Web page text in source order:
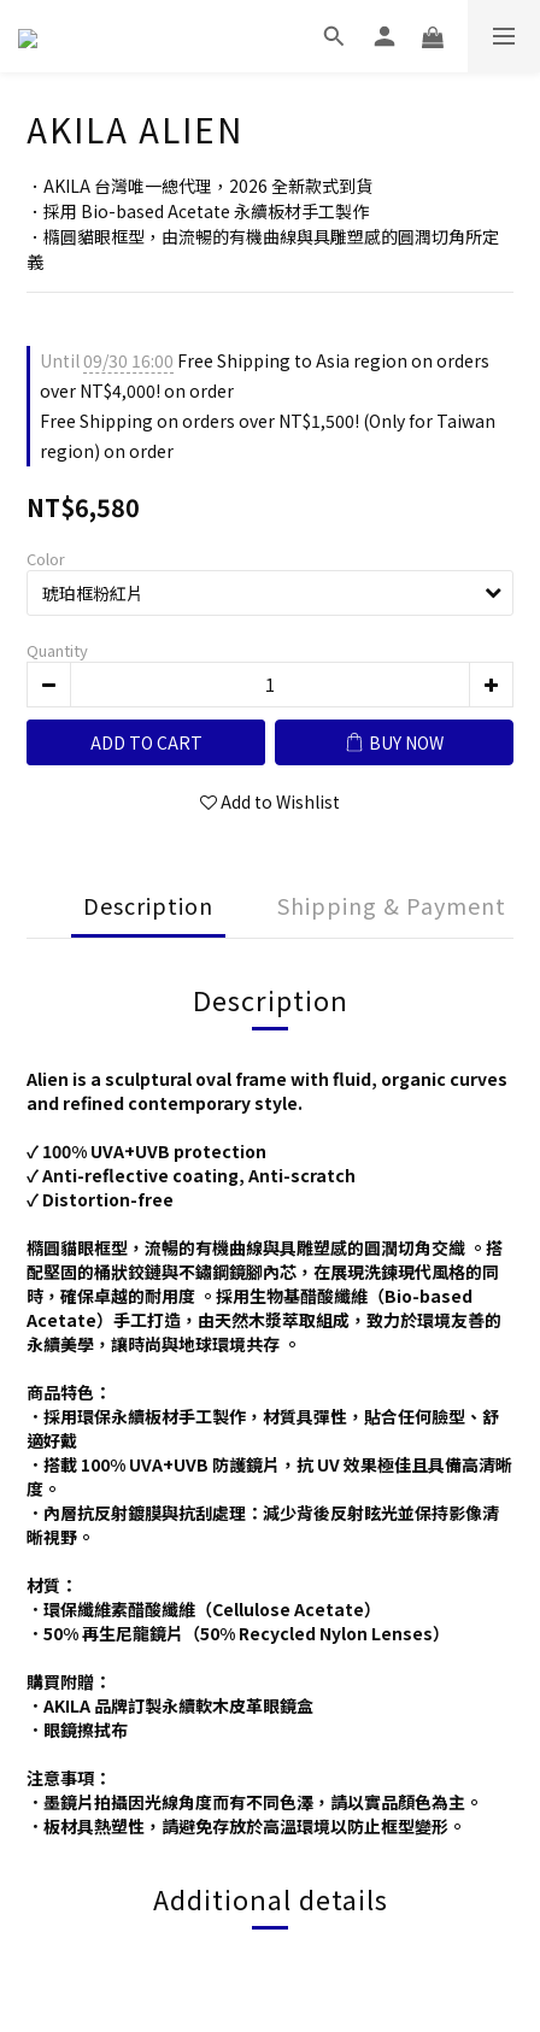
AKILA ALIEN
．AKILA 台灣唯一總代理，2026 全新款式到貨
．採用 Bio-based Acetate 永續板材手工製作
．橢圓貓眼框型，由流暢的有機曲線與具雕塑感的圓潤切角所定
義
Until09/30 16:00 Free Shipping to Asia region on orders
over NT$4,000! on order
Free Shipping on orders over NT$1,500! (Only for Taiwan
region) on order
NT$6,580
Color
Quantity
ADD TO CART BUY NOW
Add to Wishlist
Description Shipping & Payment
Description
Alien is a sculptural oval frame with fluid, organic curves
and refined contemporary style.
✓ 100% UVA+UVB protection
✓ Anti-reflective coating, Anti-scratch
✓ Distortion-free
橢圓貓眼框型，流暢的有機曲線與具雕塑感的圓潤切角交織 。搭
配堅固的桶狀鉸鏈與不鏽鋼鏡腳內芯，在展現洗鍊現代風格的同
時，確保卓越的耐用度 。採用生物基醋酸纖維（Bio-based
Acetate）手工打造，由天然木漿萃取組成，致力於環境友善的
永續美學，讓時尚與地球環境共存 。
商品特色：
．採用環保永續板材手工製作，材質具彈性，貼合任何臉型、舒
適好戴
．搭載 100% UVA+UVB 防護鏡片，抗 UV 效果極佳且具備高清晰
度。
．內層抗反射鍍膜與抗刮處理：減少背後反射眩光並保持影像清
晰視野。
材質：
．環保纖維素醋酸纖維（Cellulose Acetate）
．50% 再生尼龍鏡片（50% Recycled Nylon Lenses）
購買附贈：
．AKILA 品牌訂製永續軟木皮革眼鏡盒
．眼鏡擦拭布
注意事項：
．墨鏡片拍攝因光線角度而有不同色澤，請以實品顏色為主。
．板材具熱塑性，請避免存放於高溫環境以防止框型變形。
Additional details